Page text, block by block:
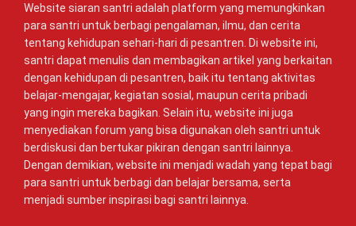
Website siaran santri adalah platform yang memungkinkan
para santri untuk berbagi pengalaman, ilmu, dan cerita
tentang kehidupan sehari-hari di pesantren. Di website ini,
santri dapat menulis dan membagikan artikel yang berkaitan
dengan kehidupan di pesantren, baik itu tentang aktivitas
belajar-mengajar, kegiatan sosial, maupun cerita pribadi
yang ingin mereka bagikan. Selain itu, website ini juga
menyediakan forum yang bisa digunakan oleh santri untuk
berdiskusi dan bertukar pikiran dengan santri lainnya.
Dengan demikian, website ini menjadi wadah yang tepat bagi
para santri untuk berbagi dan belajar bersama, serta
menjadi sumber inspirasi bagi santri lainnya.